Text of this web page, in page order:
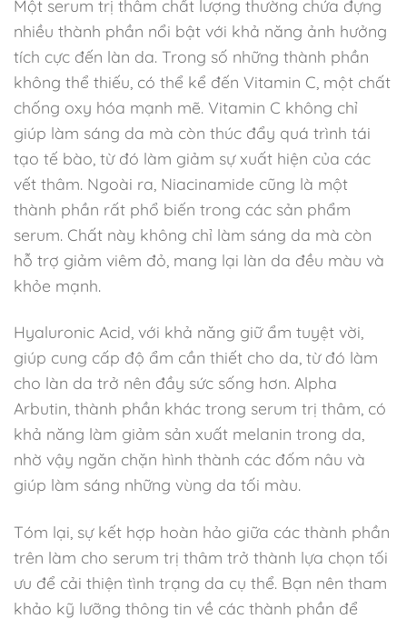
Một serum trị thâm chất lượng thường chứa đựng
nhiều thành phần nổi bật với khả năng ảnh hưởng
tích cực đến làn da. Trong số những thành phần
không thể thiếu, có thể kể đến Vitamin C, một chất
chống oxy hóa mạnh mẽ. Vitamin C không chỉ
giúp làm sáng da mà còn thúc đẩy quá trình tái
tạo tế bào, từ đó làm giảm sự xuất hiện của các
vết thâm. Ngoài ra, Niacinamide cũng là một
thành phần rất phổ biến trong các sản phẩm
serum. Chất này không chỉ làm sáng da mà còn
hỗ trợ giảm viêm đỏ, mang lại làn da đều màu và
khỏe mạnh.
Hyaluronic Acid, với khả năng giữ ẩm tuyệt vời,
giúp cung cấp độ ẩm cần thiết cho da, từ đó làm
cho làn da trở nên đầy sức sống hơn. Alpha
Arbutin, thành phần khác trong serum trị thâm, có
khả năng làm giảm sản xuất melanin trong da,
nhờ vậy ngăn chặn hình thành các đốm nâu và
giúp làm sáng những vùng da tối màu.
Tóm lại, sự kết hợp hoàn hảo giữa các thành phần
trên làm cho serum trị thâm trở thành lựa chọn tối
ưu để cải thiện tình trạng da cụ thể. Bạn nên tham
khảo kỹ lưỡng thông tin về các thành phần để